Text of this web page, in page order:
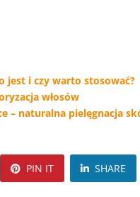
jest i czy warto stosować?
włosów
– naturalna pielęgnacja
PIN IT SHARE